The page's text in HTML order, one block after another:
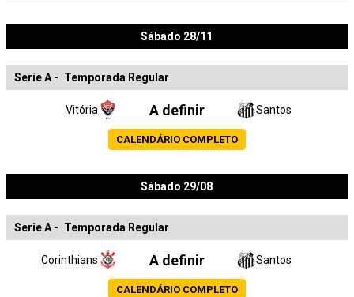
Sábado 28/11
Serie A - Temporada Regular
Vitória A definir Santos
CALENDÁRIO COMPLETO
Sábado 29/08
Serie A - Temporada Regular
Corinthians A definir Santos
CALENDÁRIO COMPLETO